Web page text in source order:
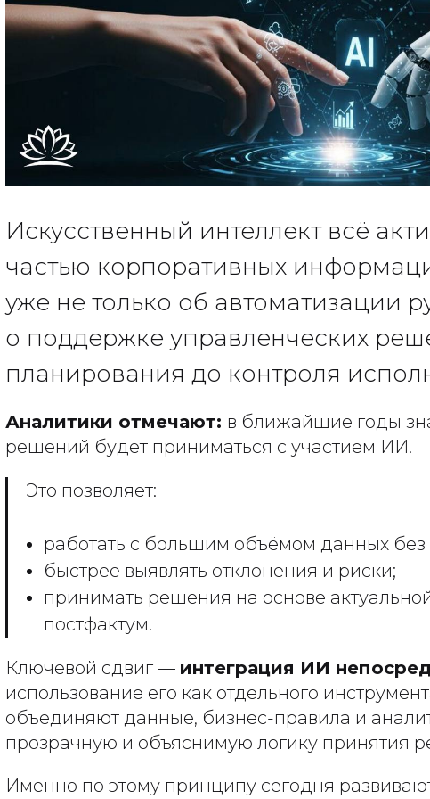
Искусственный интеллект всё
частью корпоративных
уже не только об автоматизации
о поддержке управленческих
планирования до контроля
Аналитики отмечают: в ближайшие годы
решений будет приниматься с участием ИИ.
Это позволяет:
работать с большим объёмом данных без
быстрее выявлять отклонения и риски;
принимать решения на основе
постфактум.
Ключевой сдвиг — интеграция ИИ
использование его как отдельного
объединяют данные, бизнес-правила и
прозрачную и объяснимую логику принятия
Именно по этому принципу сегодня